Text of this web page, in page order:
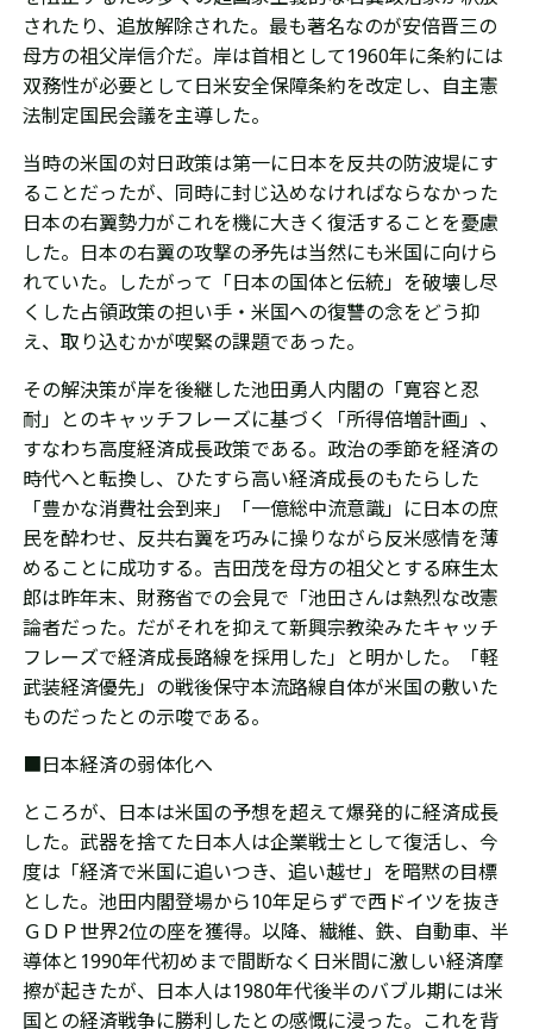
されたり、追放解除された。最も著名なのが安倍晋三の
母方の祖父岸信介だ。岸は首相として1960年に条約には
双務性が必要として日米安全保障条約を改定し、自主憲
法制定国民会議を主導した。
当時の米国の対日政策は第一に日本を反共の防波堤にす
ることだったが、同時に封じ込めなければならなかった
日本の右翼勢力がこれを機に大きく復活することを憂慮
した。日本の右翼の攻撃の矛先は当然にも米国に向けら
れていた。したがって「日本の国体と伝統」を破壊し尽
くした占領政策の担い手・米国への復讐の念をどう抑
え、取り込むかが喫緊の課題であった。
その解決策が岸を後継した池田勇人内閣の「寛容と忍
耐」とのキャッチフレーズに基づく「所得倍増計画」、
すなわち高度経済成長政策である。政治の季節を経済の
時代へと転換し、ひたすら高い経済成長のもたらした
「豊かな消費社会到来」「一億総中流意識」に日本の庶
民を酔わせ、反共右翼を巧みに操りながら反米感情を薄
めることに成功する。吉田茂を母方の祖父とする麻生太
郎は昨年末、財務省での会見で「池田さんは熱烈な改憲
論者だった。だがそれを抑えて新興宗教染みたキャッチ
フレーズで経済成長路線を採用した」と明かした。「軽
武装経済優先」の戦後保守本流路線自体が米国の敷いた
ものだったとの示唆である。
■日本経済の弱体化へ
ところが、日本は米国の予想を超えて爆発的に経済成長
した。 武器を捨てた日本人は企業戦士として復活し、今
度は「経済で米国に追いつき、追い越せ」を暗黙の目標
とした。池田内閣登場から10年足らずで西ドイツを抜き
ＧＤＰ世界2位の座を獲得。以降、繊維、鉄、自動車、半
導体と1990年代初めまで間断なく日米間に激しい経済摩
擦が起きたが、日本人は1980年代後半のバブル期には米
国との経済戦争に勝利したとの感慨に浸った。これを背